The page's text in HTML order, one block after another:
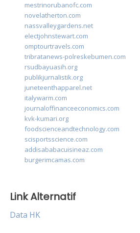
mestrinorubanofc.com
novelatherton.com
nassvalleygardens.net
electjohnstewart.com
omptourtravels.com
tribratanews-polreskebumen.com
rsudbayuasih.org
publikjurnalistik.org
juneteenthapparel.net
italywarm.com
journaloffinanceeconomics.com
kvk-kumari.org
foodscienceandtechnology.com
scisportsscience.com
addisababacuisineaz.com
burgerimcamas.com
Link Alternatif
Data HK